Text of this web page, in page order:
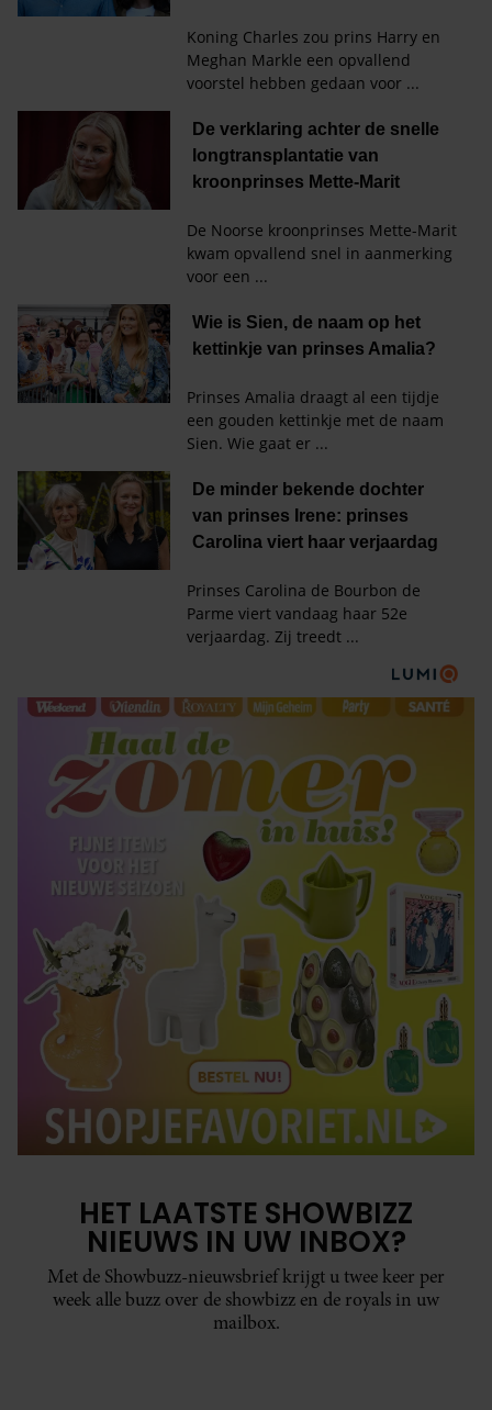
HET LAATSTE SHOWBIZZ
NIEUWS IN UW INBOX?
Met de Showbuzz-nieuwsbrief krijgt u twee keer per
week alle buzz over de showbizz en de royals in uw
mailbox.